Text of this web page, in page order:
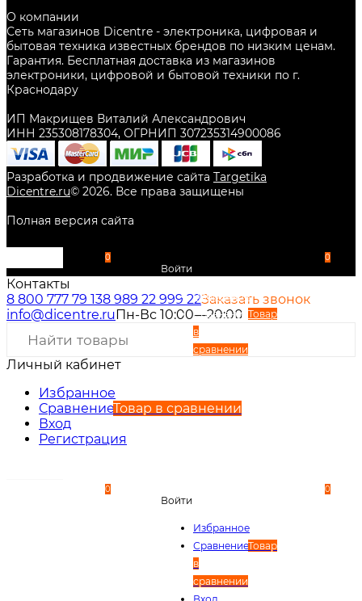
О компании
Сеть магазинов Dicentre - электроника, цифровая и
бытовая техника известных брендов по низким ценам.
Гарантия. Бесплатная доставка из магазинов
электроники, цифровой и бытовой техники по г.
Краснодару
ИП Макрищев Виталий Александрович
ИНН 235308178304, ОГРНИП 307235314900086
Разработка и продвижение сайта Targetika
Dicentre.ru© 2026. Все права защищены
Полная версия сайта
0
Войти
Избранное
Сравнение Товар
в
сравнении
0
Контакты
8 800 777 79 138 989 22 999 22Заказать звонок
info@dicentre.ru Пн-Вс 10:00—20:00
Личный кабинет
Избранное
СравнениеТовар в сравнении
Вход
Регистрация
0
Войти
Избранное
СравнениеТовар
в
сравнении
0